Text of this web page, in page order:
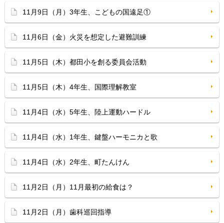
11月9日（月）3年生、こどもの国遠足①
11月6日（金）火災を想定した避難訓練
11月5日（木）都田小を創る委員会活動
11月5日（木）4年生、国際理解教室
11月4日（水）5年生、陸上運動ハードル
11月4日（水）1年生、鍵盤ハーモニカと歌
11月4日（水）2年生、町たんけん
11月2日（月）11月最初の給食は？
11月2日（月）歯科巡回指導